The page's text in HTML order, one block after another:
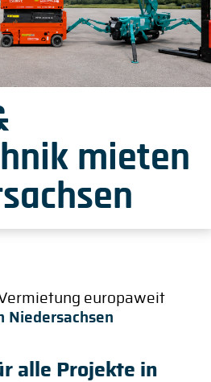
mieten
europaweit
Niedersachsen
alle Projekte in